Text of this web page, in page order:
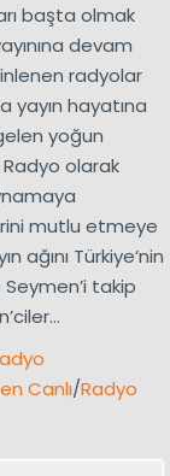
başta olmak
devam
radyolar
yayın hayatına
yoğun
Radyo olarak
mutlu etmeye
ağını Türkiye’nin
takip
Canlı/Radyo